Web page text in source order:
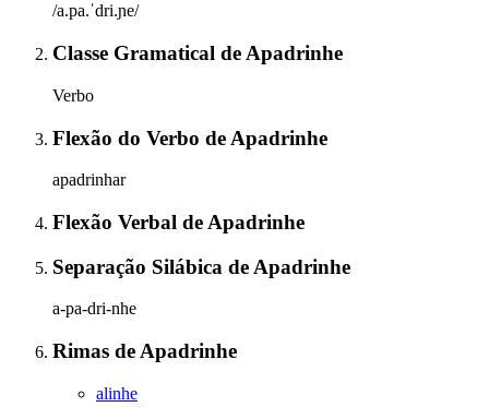
/a.pa.ˈdri.ɲe/
Classe Gramatical de Apadrinhe
Verbo
Flexão do Verbo de Apadrinhe
apadrinhar
Flexão Verbal de Apadrinhe
Separação Silábica de Apadrinhe
a-pa-dri-nhe
Rimas de Apadrinhe
alinhe